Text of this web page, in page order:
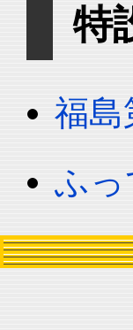
特
福島
ふ